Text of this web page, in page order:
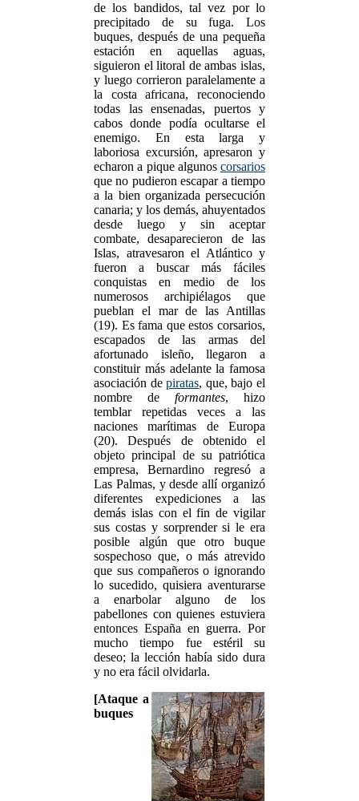
de los bandidos, tal vez por lo
precipitado de su fuga. Los
buques, después de una pequeña
estación en aquellas aguas,
siguieron el litoral de ambas islas,
y luego corrieron paralelamente a
la costa africana, reconociendo
todas las ensenadas, puertos y
cabos donde podía ocultarse el
enemigo. En esta larga y
laboriosa excursión, apresaron y
echaron a pique algunos corsarios
que no pudieron escapar a tiempo
a la bien organizada persecución
canaria; y los demás, ahuyentados
desde luego y sin aceptar
combate, desaparecieron de las
Islas, atravesaron el Atlántico y
fueron a buscar más fáciles
conquistas en medio de los
numerosos archipiélagos que
pueblan el mar de las Antillas
(19). Es fama que estos corsarios,
escapados de las armas del
afortunado isleño, llegaron a
constituir más adelante la famosa
asociación depiratas, que, bajo el
nombre de formantes, hizo
temblar repetidas veces a las
naciones marítimas de Europa
(20). Después de obtenido el
objeto principal de su patriótica
empresa, Bernardino regresó a
Las Palmas, y desde allí organizó
diferentes expediciones a las
demás islas con el fin de vigilar
sus costas y sorprender si le era
posible algún que otro buque
sospechoso que, o más atrevido
que sus compañeros o ignorando
lo sucedido, quisiera aventurarse
a enarbolar alguno de los
pabellones con quienes estuviera
entonces España en guerra. Por
mucho tiempo fue estéril su
deseo; la lección había sido dura
y no era fácil olvidarla.
[Ataque a
buques